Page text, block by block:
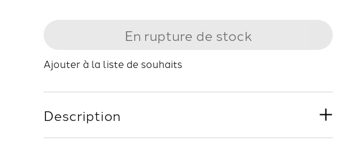
En rupture de stock
Ajouter à la liste de souhaits
Description